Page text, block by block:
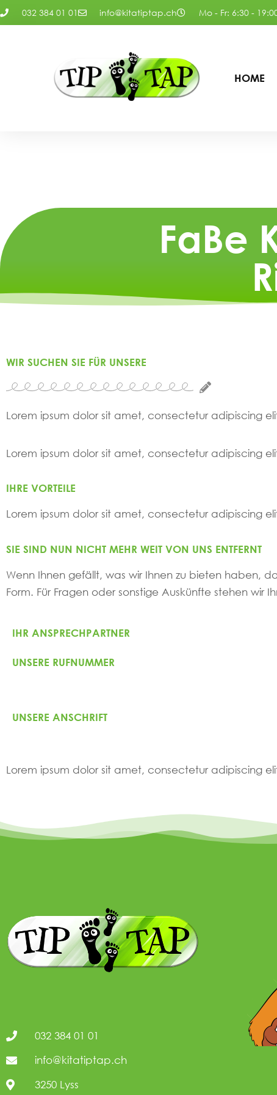
032 384 01 01 info@kitatiptap.ch Mo - Fr: 6:30 -
HOME
FaBe
WIR SUCHEN SIE FÜR UNSERE
Lorem ipsum dolor sit amet, consectetur adipiscing
Lorem ipsum dolor sit amet, consectetur adipiscing
IHRE VORTEILE
Lorem ipsum dolor sit amet, consectetur adipiscing
SIE SIND NUN NICHT MEHR WEIT VON UNS ENTFERNT
Wenn Ihnen gefällt, was wir Ihnen zu bieten haben,
Form. Für Fragen oder sonstige Auskünfte stehen wir
IHR ANSPRECHPARTNER
UNSERE RUFNUMMER
UNSERE ANSCHRIFT
Lorem ipsum dolor sit amet, consectetur adipiscing
032 384 01 01
info@kitatiptap.ch
3250 Lyss